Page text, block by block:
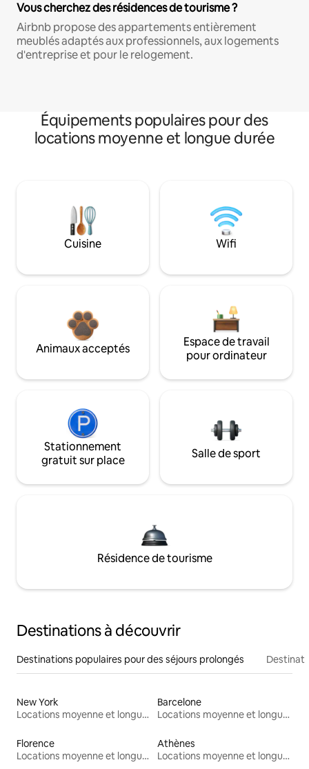
Vous cherchez des résidences de tourisme ?
Airbnb propose des appartements entièrement
meublés adaptés aux professionnels, aux logements
d'entreprise et pour le relogement.
Équipements populaires pour des
locations moyenne et longue durée
Cuisine Wifi
Animaux acceptés
Espace de travail
pour ordinateur
Stationnement
gratuit sur place
Salle de sport
Résidence de tourisme
Destinations à découvrir
Destinations populaires pour des séjours prolongés
New York
Locations moyenne et longue durée
Barcelone
Locations moyenne et longue durée
Florence
Locations moyenne et longue durée
Athènes
Locations moyenne et longue durée